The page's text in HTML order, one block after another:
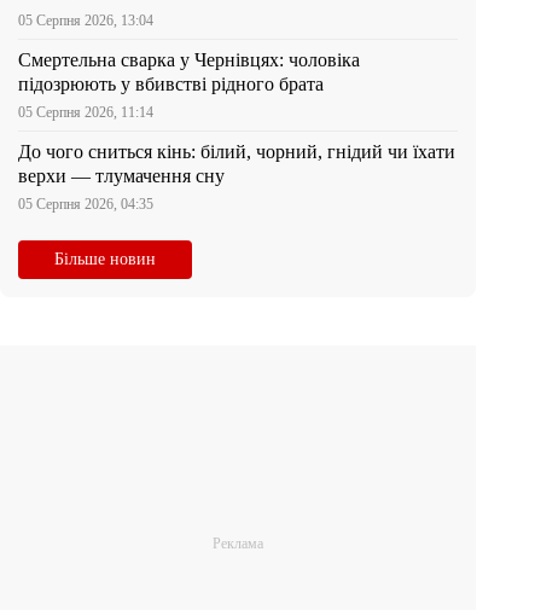
05 Серпня 2026, 13:04
Смертельна сварка у Чернівцях: чоловіка
підозрюють у вбивстві рідного брата
05 Серпня 2026, 11:14
До чого сниться кінь: білий, чорний, гнідий чи їхати
верхи — тлумачення сну
05 Серпня 2026, 04:35
Більше новин